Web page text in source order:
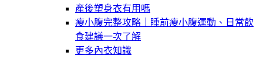
產後塑身衣有用嗎
瘦小腹完整攻略｜睡前瘦小腹運動、日常飲
食建議一次了解
更多內衣知識